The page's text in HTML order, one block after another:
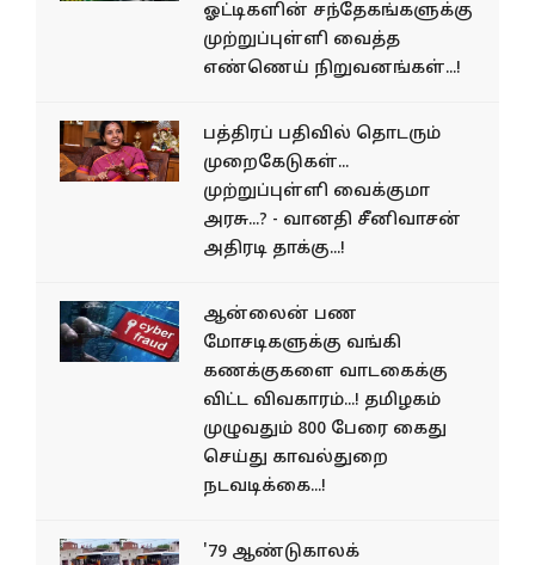
ஓட்டிகளின் சந்தேகங்களுக்கு
முற்றுப்புள்ளி வைத்த
எண்ணெய் நிறுவனங்கள்...!
பத்திரப் பதிவில் தொடரும்
முறைகேடுகள்...
முற்றுப்புள்ளி வைக்குமா
அரசு...? - வானதி சீனிவாசன்
அதிரடி தாக்கு...!
ஆன்லைன் பண
மோசடிகளுக்கு வங்கி
கணக்குகளை வாடகைக்கு
விட்ட விவகாரம்...! தமிழகம்
முழுவதும் 800 பேரை கைது
செய்து காவல்துறை
நடவடிக்கை...!
'79 ஆண்டுகாலக்